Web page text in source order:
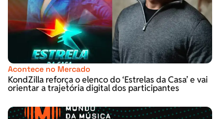
Acontece no Mercado
KondZilla reforça o elenco do ‘Estrelas da Casa’ e vai
orientar a trajetória digital dos participantes